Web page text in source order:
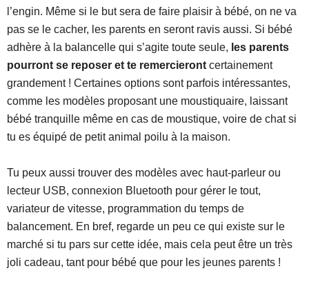
l’engin. Même si le but sera de faire plaisir à bébé, on ne va
pas se le cacher, les parents en seront ravis aussi. Si bébé
adhère à la balancelle qui s’agite toute seule, les parents
pourront se reposer et te remercieront certainement
grandement ! Certaines options sont parfois intéressantes,
comme les modèles proposant une moustiquaire, laissant
bébé tranquille même en cas de moustique, voire de chat si
tu es équipé de petit animal poilu à la maison.
Tu peux aussi trouver des modèles avec haut-parleur ou
lecteur USB, connexion Bluetooth pour gérer le tout,
variateur de vitesse, programmation du temps de
balancement. En bref, regarde un peu ce qui existe sur le
marché si tu pars sur cette idée, mais cela peut être un très
joli cadeau, tant pour bébé que pour les jeunes parents !